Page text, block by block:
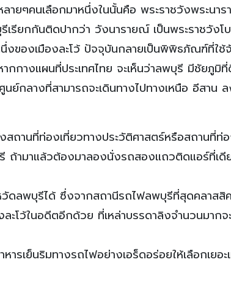
ยๆคนเลือกมาหนึ่งในนั้นคือ พระราชวังพระนาร
เรียกกันติดปากว่า วังนารายณ์ เป็นพระราชวัง
ของเมืองละโว้ ปัจจุบันกลายเป็นพิพิธภัณฑ์ที่ใ
กางแผนที่ประเทศไทย จะเห็นว่าลพบุรี มีชัยภูมิ
กลางที่สามารถจะเดินทางไปทางเหนือ อีสาน
ถานที่ท่องเที่ยวทางประวัติศาสตร์หรือสถานที่ท่
มาแล้วต้องมาลองนั่งรถสองแถวติดแอร์ที่เดีย
วัดลพบุรีได้ ซึ่งจากสถานีรถไฟลพบุรีที่สุดคลาส
โว้ในอดีตอีกด้วย ที่เหล่าบรรดาลิงจำนวนมากจ
รเย็นริมทางรถไฟอย่างเอร็ดอร่อยให้เลือกเยอะ